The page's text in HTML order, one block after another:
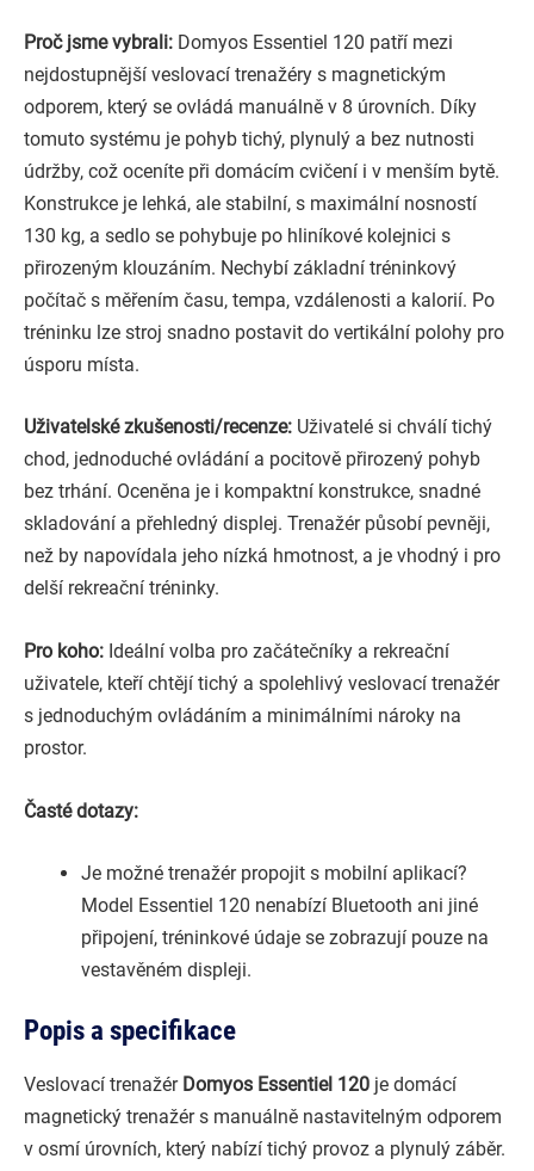
Proč jsme vybrali: Domyos Essentiel 120 patří mezi
nejdostupnější veslovací trenažéry s magnetickým
odporem, který se ovládá manuálně v 8 úrovních. Díky
tomuto systému je pohyb tichý, plynulý a bez nutnosti
údržby, což oceníte při domácím cvičení i v menším bytě.
Konstrukce je lehká, ale stabilní, s maximální nosností
130 kg, a sedlo se pohybuje po hliníkové kolejnici s
přirozeným klouzáním. Nechybí základní tréninkový
počítač s měřením času, tempa, vzdálenosti a kalorií. Po
tréninku lze stroj snadno postavit do vertikální polohy pro
úsporu místa.
Uživatelské zkušenosti/recenze: Uživatelé si chválí tichý
chod, jednoduché ovládání a pocitově přirozený pohyb
bez trhání. Oceněna je i kompaktní konstrukce, snadné
skladování a přehledný displej. Trenažér působí pevněji,
než by napovídala jeho nízká hmotnost, a je vhodný i pro
delší rekreační tréninky.
Pro koho: Ideální volba pro začátečníky a rekreační
uživatele, kteří chtějí tichý a spolehlivý veslovací trenažér
s jednoduchým ovládáním a minimálními nároky na
prostor.
Časté dotazy:
Je možné trenažér propojit s mobilní aplikací?
Model Essentiel 120 nenabízí Bluetooth ani jiné
připojení, tréninkové údaje se zobrazují pouze na
vestavěném displeji.
Popis a specifikace
Veslovací trenažér Domyos Essentiel 120 je domácí
magnetický trenažér s manuálně nastavitelným odporem
v osmí úrovních, který nabízí tichý provoz a plynulý záběr.